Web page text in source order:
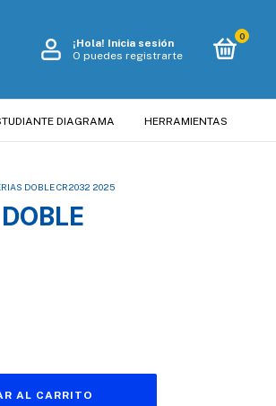
¡Hola! Inicia sesión
O puedes registrarte
0
DIAGRAMA HERRAMIENTAS
DOBLE CR2032 2025